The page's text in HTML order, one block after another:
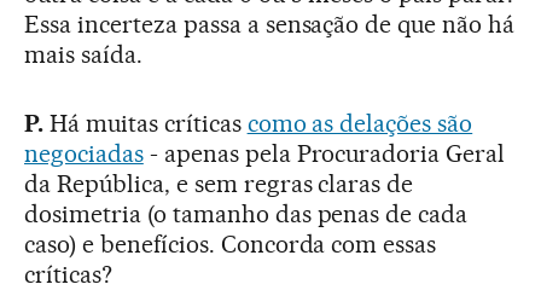
Essa incerteza passa a sensação de que não há
mais saída.
P. Há muitas críticas como as delações são
negociadas- apenas pela Procuradoria Geral
da República, e sem regras claras de
dosimetria (o tamanho das penas de cada
caso) e benefícios. Concorda com essas
críticas?